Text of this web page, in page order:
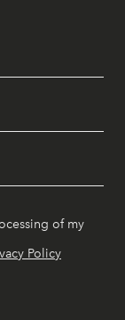
of my
Policy